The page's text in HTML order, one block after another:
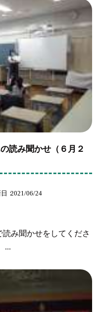
読み聞かせ（６月２
2021/06/24
み聞かせをしてくださ
...